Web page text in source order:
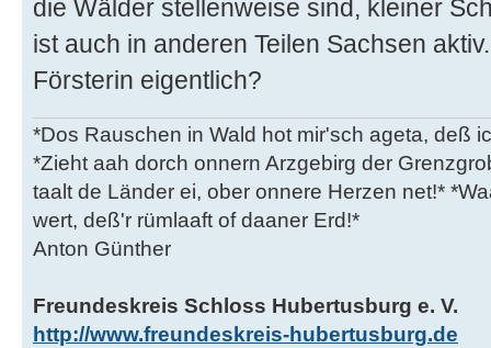
die Wälder stellenweise sind, kleiner
ist auch in anderen Teilen Sachsen
Försterin eigentlich?
*Dos Rauschen in Wald hot mir'sch ageta, deß
*Zieht aah dorch onnern Arzgebirg der
taalt de Länder ei, ober onnere Herzen net!*
wert, deß'r rümlaaft of daaner Erd!*
Anton Günther
Freundeskreis Schloss Hubertusburg e. V.
http://www.freundeskreis-hubertusburg.de